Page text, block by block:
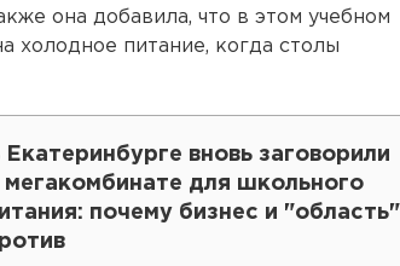
она добавила, что в этом учебном
холодное питание, когда столы
Екатеринбурге вновь заговорили
мегакомбинате для школьного
почему бизнес и "область"